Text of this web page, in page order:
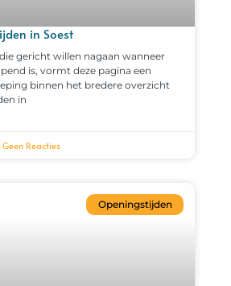
in Soest
gericht willen nagaan wanneer
is, vormt deze pagina een
binnen het bredere overzicht
in
Geen Reacties
Openingstijden